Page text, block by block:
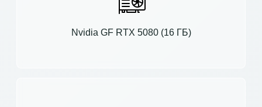
Nvidia GF RTX 5080 (16 ГБ)